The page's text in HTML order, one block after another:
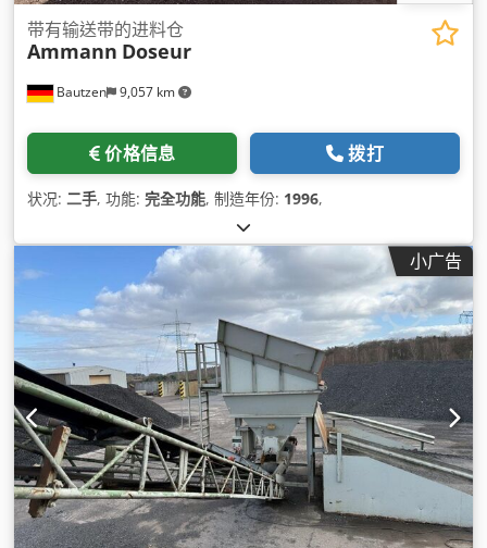
Bautzen 9,057 km
带有输送带的进料仓
Ammann Doseur
价格信息 拨打
状况: 二手, 功能: 完全功能, 制造年份: 1996,
小广告